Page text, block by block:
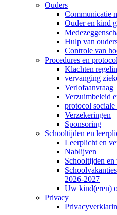
Ouders
Communicatie
Ouder en kind
Hulp van
Controle van
Procedures en
Klachten
vervanging
Verlofaanvraag
Verzuimbeleid
protocol
Verzekeringen
Sponsoring
Schooltijden en
Leerplicht en
Nablijven
Schooltijden en
2026-2027
Uw kind(eren)
Privacy